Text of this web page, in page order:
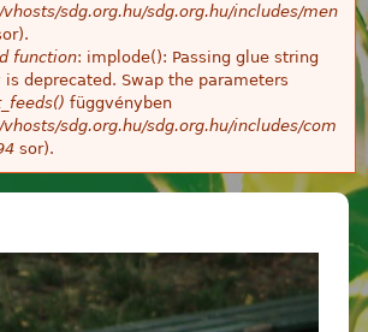
sdg.org.hu/sdg.org.hu/includes/men
function: implode(): Passing glue string
deprecated. Swap the parameters
függvényben
sdg.org.hu/sdg.org.hu/includes/com
sor).